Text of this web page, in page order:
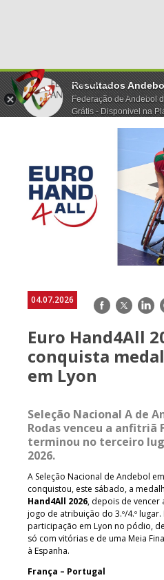
Resultados
Federação de Andebol
Grátis - Disponivel na
04.07.2026 Facebook
Twitter
Euro Hand4All
conquista
em Lyon
Seleção Nacional A de
Rodas venceu a anfitriã
terminou no terceiro
2026.
A Seleção Nacional de Andebol
conquistou, este sábado, a
Hand4All 2026, depois de vencer
jogo de atribuição do 3.º/4.º
participação em Lyon no pódio,
só com vitórias e de uma Meia
à Espanha.
França – Portugal